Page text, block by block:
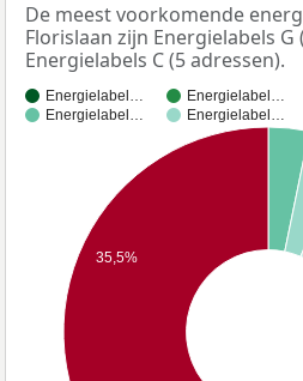
De meest voorkomende
Florislaan zijn Energielabels G
Energielabels C (5 adressen).
Energielabel… Energielabel…
Energielabel…
Energielabel…
35,5%